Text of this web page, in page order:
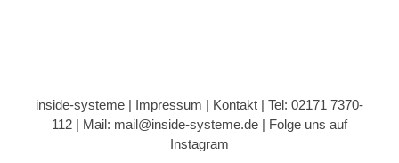
inside-systeme | Impressum | Kontakt | Tel: 02171 7370-
112 | Mail: mail@inside-systeme.de | Folge uns auf
Instagram